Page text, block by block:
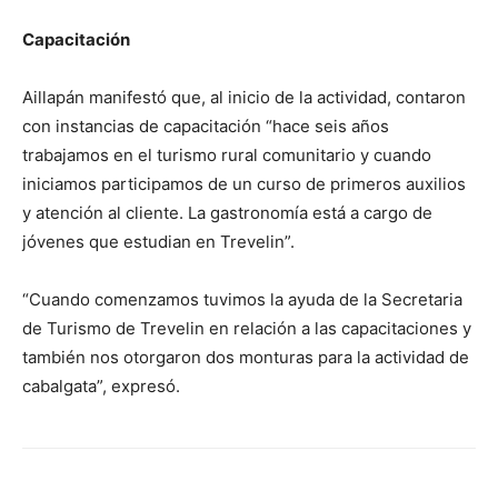
Capacitación
Aillapán manifestó que, al inicio de la actividad, contaron
con instancias de capacitación “hace seis años
trabajamos en el turismo rural comunitario y cuando
iniciamos participamos de un curso de primeros auxilios
y atención al cliente. La gastronomía está a cargo de
jóvenes que estudian en Trevelin”.
“Cuando comenzamos tuvimos la ayuda de la Secretaria
de Turismo de Trevelin en relación a las capacitaciones y
también nos otorgaron dos monturas para la actividad de
cabalgata”, expresó.